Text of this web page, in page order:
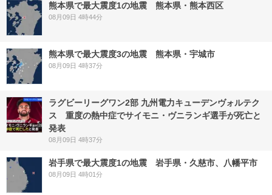
熊本県で最大震度1の地震 熊本県・熊本西区
08月09日 4時44分
熊本県で最大震度3の地震 熊本県・宇城市
08月09日 4時37分
ラグビーリーグワン2部 九州電力キューデンヴォルテク
ス 重度の熱中症でサイモニ・ヴニランギ選手が死亡と
発表
08月09日 4時37分
岩手県で最大震度1の地震 岩手県・久慈市、八幡平市
08月09日 4時01分